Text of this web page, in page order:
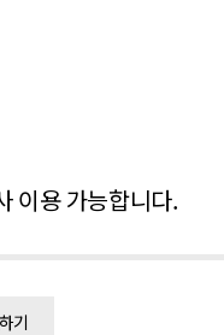
이용 가능합니다.
기